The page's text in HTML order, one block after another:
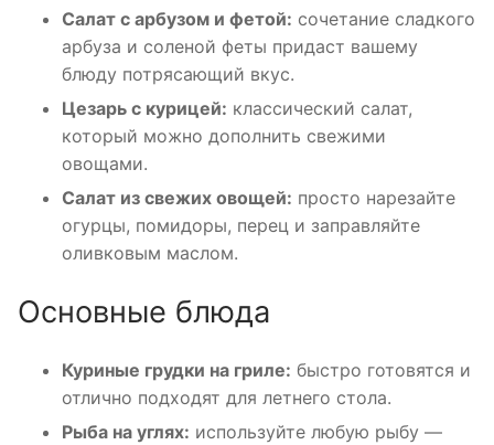
Салат с арбузом и фетой: сочетание сладкого
арбуза и соленой феты придаст вашему
блюду потрясающий вкус.
Цезарь с курицей: классический салат,
который можно дополнить свежими
овощами.
Салат из свежих овощей: просто нарезайте
огурцы, помидоры, перец и заправляйте
оливковым маслом.
Основные блюда
Куриные грудки на гриле: быстро готовятся и
отлично подходят для летнего стола.
Рыба на углях: используйте любую рыбу —